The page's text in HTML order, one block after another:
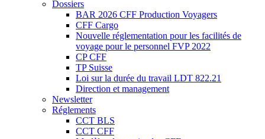
Dossiers
BAR 2026 CFF Production Voyagers
CFF Cargo
Nouvelle réglementation pour les facilités de
voyage pour le personnel FVP 2022
CP CFF
TP Suisse
Loi sur la durée du travail LDT 822.21
Direction et management
Newsletter
Réglements
CCT BLS
CCT CFF